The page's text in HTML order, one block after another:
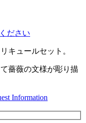
ださい
キュールセット。
薔薇の文様が彫り描
Information